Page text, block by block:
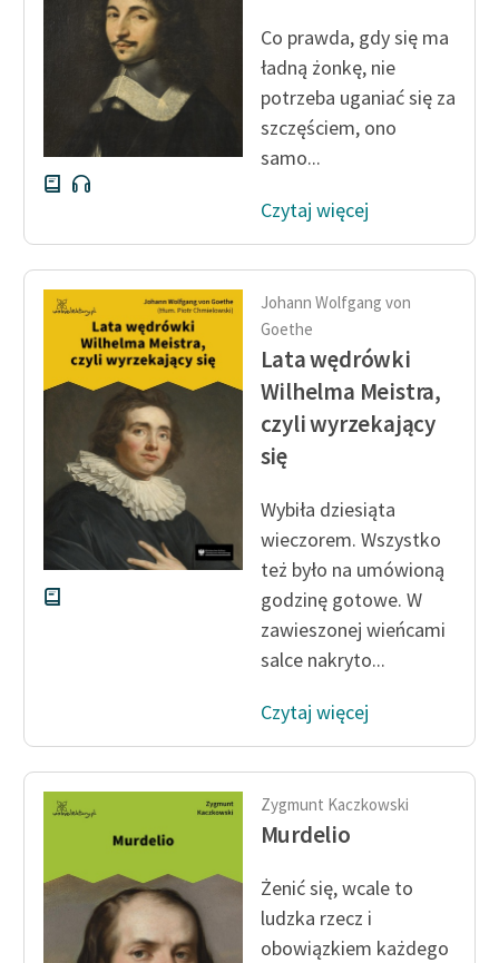
Co prawda, gdy się ma
ładną żonkę, nie
potrzeba uganiać się za
szczęściem, ono
samo...
Czytaj więcej
Johann Wolfgang von
Goethe
Lata wędrówki
Wilhelma Meistra,
czyli wyrzekający
się
Wybiła dziesiąta
wieczorem. Wszystko
też było na umówioną
godzinę gotowe. W
zawieszonej wieńcami
salce nakryto...
Czytaj więcej
Zygmunt Kaczkowski
Murdelio
Żenić się, wcale to
ludzka rzecz i
obowiązkiem każdego